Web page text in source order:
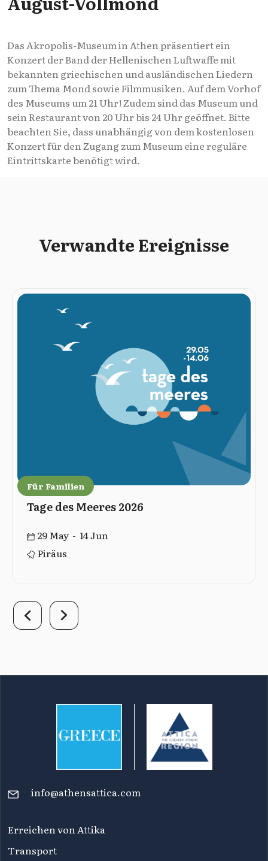
Das Akropolis-Museum in Athen präsentiert ein
Konzert der Band der Hellenischen Luftwaffe mit
bekannten griechischen und ausländischen Liedern
zum Thema Mond sowie Filmmusiken. Auf dem Vorhof
des Museums um 21 Uhr! Zudem sind das Museum und
sein Restaurant von 20 Uhr bis 24 Uhr geöffnet. Bitte
beachten Sie, dass unabhängig von dem kostenlosen
Konzert für den Zugang zum Museum eine reguläre
Eintrittskarte benötigt wird.
Verwandte Ereignisse
Für Familien
Tage des Meeres 2026
29 May - 14 Jun
Piräus
info@athensattica.com
Erreichen von Attika
Transport